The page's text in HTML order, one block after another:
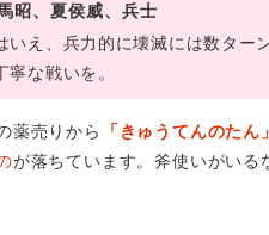
昭、夏侯威、兵士
いえ、兵力的に壊滅には数ター
な戦いを。
薬売りから 「きゅうてんのたん」
が落ちています。斧使いがいる